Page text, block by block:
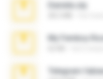
Daniela.zip
My Femboy
Telegram